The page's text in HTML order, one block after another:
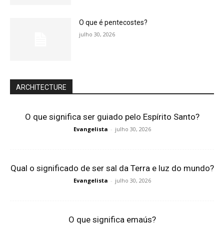
O que é pentecostes?
julho 30, 2026
ARCHITECTURE
O que significa ser guiado pelo Espírito Santo?
Evangelista - julho 30, 2026
Qual o significado de ser sal da Terra e luz do mundo?
Evangelista - julho 30, 2026
O que significa emaús?